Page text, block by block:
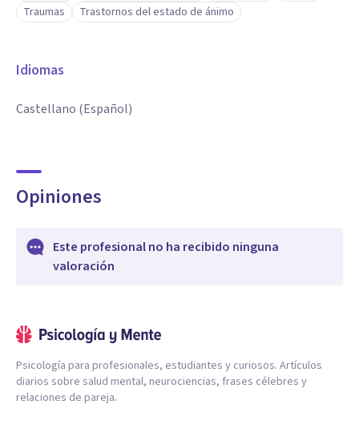
Traumas
Trastornos del estado de ánimo
Idiomas
Castellano (Español)
Opiniones
Este profesional no ha recibido ninguna
valoración
Psicología para profesionales, estudiantes y curiosos. Artículos
diarios sobre salud mental, neurociencias, frases célebres y
relaciones de pareja.